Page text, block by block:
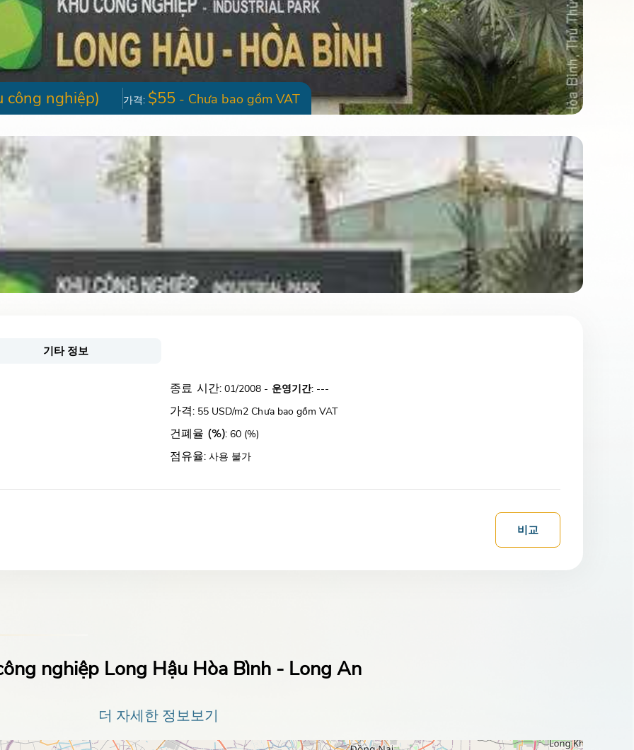
công nghiệp) 가격: $55 - Chưa bao gồm VAT
기타 정보
종료 시간: 01/2008 - 운영기간: ---
가격: 55 USD/m2 Chưa bao gồm VAT
건폐율 (%): 60 (%)
점유율: 사용 불가
비교
nghiệp Long Hậu Hòa Bình - Long An
더 자세한 정보보기